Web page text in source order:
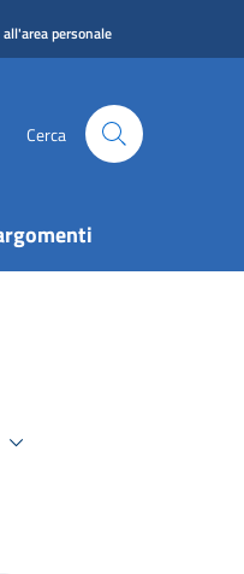
all'area personale
Cerca